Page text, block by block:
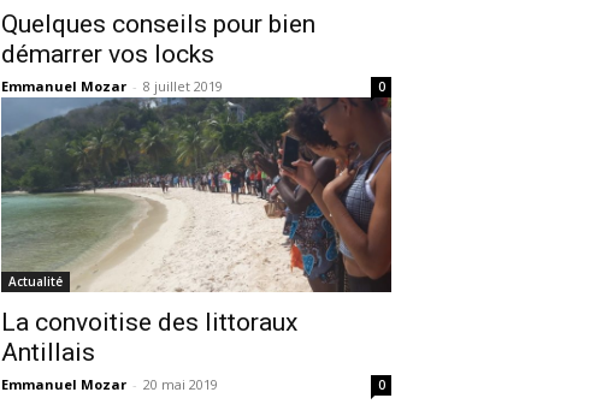
Quelques conseils pour bien
démarrer vos locks
Emmanuel Mozar - 8 juillet 2019 0
Actualité
La convoitise des littoraux
Antillais
Emmanuel Mozar - 20 mai 2019 0